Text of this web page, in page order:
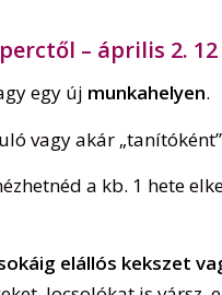
– április 2.
egy új munkahelyen.
vagy akár
a kb. 1 hete
elállós kekszet